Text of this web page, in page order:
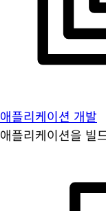
애플리케이션 개발
애플리케이션을 빌